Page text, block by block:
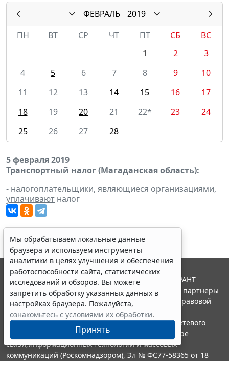
ФЕВРАЛЬ
2019
ПН
ВТ СР ЧТ ПТ СБ
ВС
1
2
3
4
5 6 7 8 9
10
11
12 13 14 15 16
17
18
19 20 21 22* 23
24
25
26 27 28
5 февраля 2019
Транспортный налог (Магаданская область):
- налогоплательщики, являющиеся организациями,
уплачивают налог
Мы обрабатываем локальные данные
браузера и используем инструменты
аналитики в целях улучшения и обеспечения
работоспособности сайта, статистических
исследований и обзоров. Вы можете
запретить обработку указанных данных в
настройках браузера. Пожалуйста,
ознакомьтесь с условиями их обработки.
Принять
© ООО "НПП "ГАРАНТ-СЕРВИС", 2026. Система ГАРАНТ
выпускается с 1990 года. Компания "Гарант" и ее партнеры
являются участниками Российской ассоциации правовой
информации ГАРАНТ.
Портал ГАРАНТ.РУ зарегистрирован в качестве сетевого
издания Федеральной службой по надзору в сфере
связи,информационных технологий и массовых
коммуникаций (Роскомнадзором), Эл № ФС77-58365 от 18